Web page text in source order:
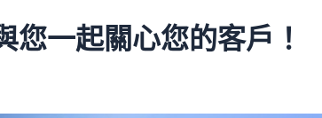
一起關心您的客戶！